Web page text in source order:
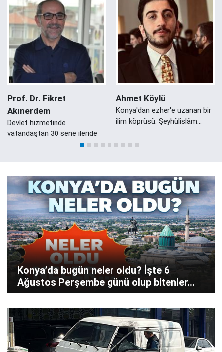
Prof. Dr. Fikret
Akınerdem
Devlet hizmetinde
vatandaştan 30 sene ileride
Ahmet Köylü
Konya'dan ezher'e uzanan bir
ilim köprüsü: Şeyhülislâm
Konyalı Damadı Ali Zeki Efendi
Konya’da bugün neler oldu? İşte 6
Ağustos Perşembe günü olup bitenler…